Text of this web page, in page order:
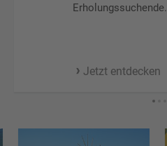
Erholungssuchende.
Jetzt entdecken